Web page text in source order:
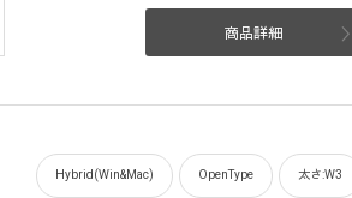
商品詳細
Hybrid(Win&Mac) OpenType 太さ:W3